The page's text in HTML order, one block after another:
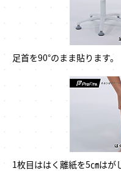
足首を90°のまま貼ります。
1枚目ははく離紙を5㎝はが